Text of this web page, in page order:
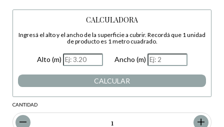
CALCULADORA
Ingresá el alto y el ancho de la superficie a cubrir. Recordá que 1 unidad
de producto es 1 metro cuadrado.
Alto (m) Ancho (m)
CALCULAR
CANTIDAD